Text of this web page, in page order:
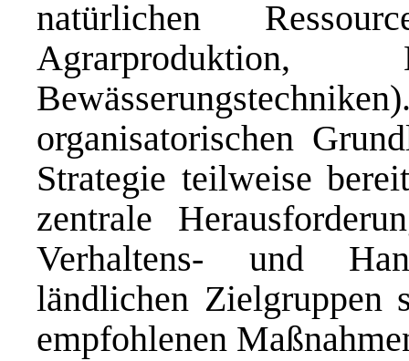
natürlichen
Agrarproduktion,
organisatorischen
Strategie teilweise
zentrale
Verhaltens- und
ländlichen Zielgruppen
empfohlenen